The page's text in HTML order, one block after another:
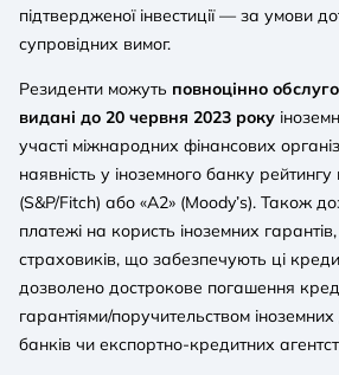
підтвердженої інвестиції — за умови
супровідних вимог.
Резиденти можуть повноцінно
видані до 20 червня 2023 року
участі міжнародних фінансових
наявність у іноземного банку
(S&P/Fitch) або «A2» (Moody’s). Також
платежі на користь іноземних гарантів,
страховиків, що забезпечують ці
дозволено дострокове погашення
гарантіями/поручительством
банків чи експортно-кредитних